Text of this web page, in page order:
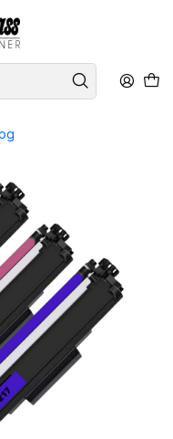
$120.000
Alto rendimiento